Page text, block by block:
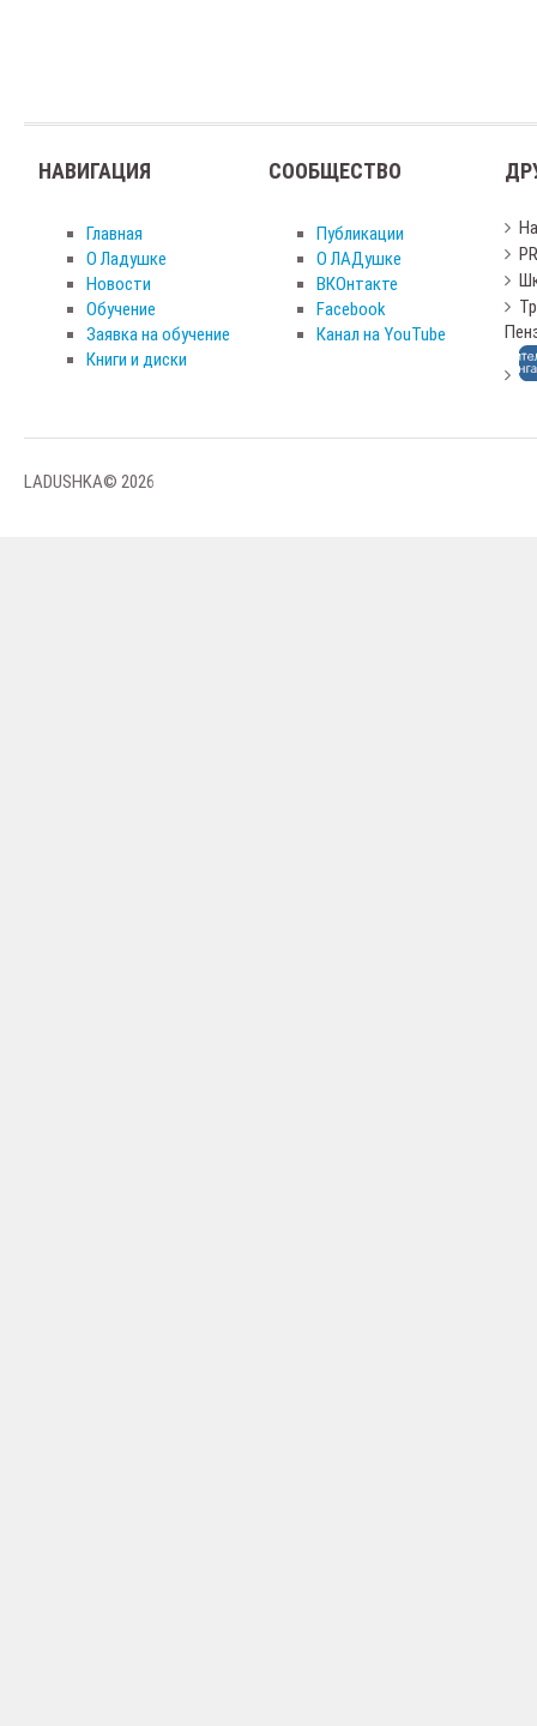
НАВИГАЦИЯ
Главная
О Ладушке
Новости
Обучение
Заявка на обучение
Книги и диски
СООБЩЕСТВО
Публикации
О ЛАДушке
ВКОнтакте
Facebook
Канал на YouTube
LADUSHKA© 2026